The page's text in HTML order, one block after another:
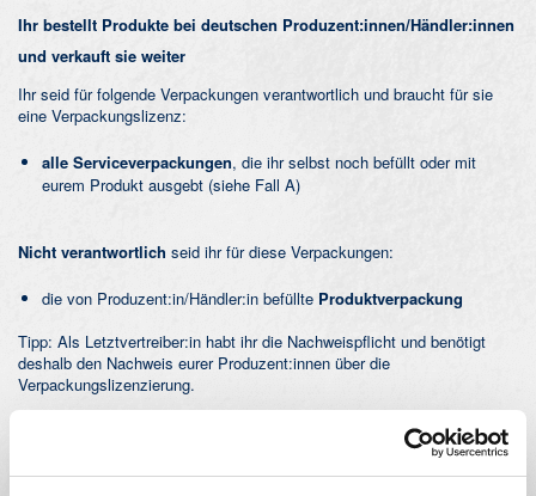
Ihr bestellt Produkte bei deutschen Produzent:innen/Händler:innen
und verkauft sie weiter
Ihr seid für folgende Verpackungen verantwortlich und braucht für sie
eine Verpackungslizenz:
alle Serviceverpackungen, die ihr selbst noch befüllt oder mit
eurem Produkt ausgebt (siehe Fall A)
Nicht verantwortlich seid ihr für diese Verpackungen:
die von Produzent:in/Händler:in befüllte Produktverpackung
Tipp: Als Letztvertreiber:in habt ihr die Nachweispflicht und benötigt
deshalb den Nachweis eurer Produzent:innen über die
Verpackungslizenzierung.
Ihr bestellt eure Produkte im Ausland und verkauft sie weiter